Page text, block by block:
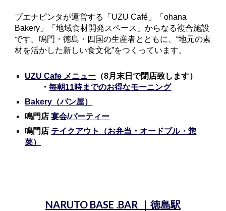
ブエナピンタが運営する「UZU Café」「ohana
Bakery」「地域食材開発スペース」からなる複合施設
です。鳴門・徳島・四国の生産者とともに、“地元の素
材を活かした新しい食文化”をつくっています。
UZU Cafe メニュー （8月末日で閉店致します）
・毎朝11時までのお得なモーニング
Bakery（パン屋）
鳴門店宴会/パーティー
鳴門店 テイクアウト（お弁当・オードブル・惣
菜）
NARUTO BASE .BAR ｜徳島駅